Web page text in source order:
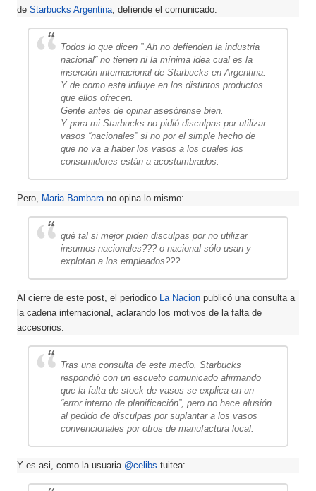
deStarbucks Argentina , defiende el comunicado:
Todos lo que dicen ” Ah no defienden la industria
nacional” no tienen ni la mínima idea cual es la
inserción internacional de Starbucks en Argentina.
Y de como esta influye en los distintos productos
que ellos ofrecen.
Gente antes de opinar asesórense bien.
Y para mi Starbucks no pidió disculpas por utilizar
vasos “nacionales” si no por el simple hecho de
que no va a haber los vasos a los cuales los
consumidores están a acostumbrados.
Pero, Maria Bambara no opina lo mismo:
qué tal si mejor piden disculpas por no utilizar
insumos nacionales??? o nacional sólo usan y
explotan a los empleados???
Al cierre de este post, el periodico La Nacion publicó una consulta a
la cadena internacional, aclarando los motivos de la falta de
accesorios:
Tras una consulta de este medio, Starbucks
respondió con un escueto comunicado afirmando
que la falta de stock de vasos se explica en un
“error interno de planificación”, pero no hace alusión
al pedido de disculpas por suplantar a los vasos
convencionales por otros de manufactura local.
Y es asi, como la usuaria @celibs tuitea: